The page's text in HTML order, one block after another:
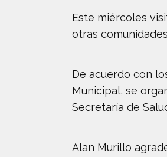
Este miércoles
otras
De acuerdo con
Municipal, se
Secretaría de
Alan Murillo